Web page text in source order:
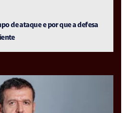
de ataque e por que a defesa